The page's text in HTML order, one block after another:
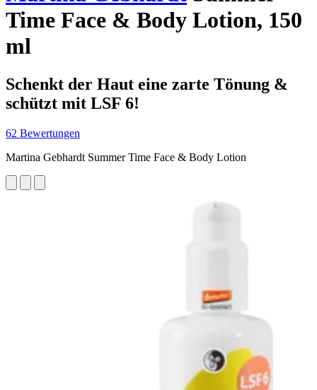
Time Face & Body Lotion, 150
ml
Schenkt der Haut eine zarte Tönung &
schützt mit LSF 6!
62 Bewertungen
Martina Gebhardt Summer Time Face & Body Lotion